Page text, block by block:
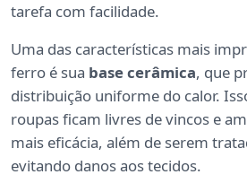
tarefa com facilidade.
Uma das características mais
ferro é sua base cerâmica, que
distribuição uniforme do calor.
roupas ficam livres de vincos e
mais eficácia, além de serem
evitando danos aos tecidos.